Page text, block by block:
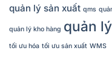
quản lý sản xuất qms
quản lý kho hàng quản
tối ưu hóa tối ưu sản xuất WMS